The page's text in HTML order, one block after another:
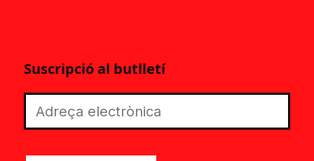
Suscripció al butlletí